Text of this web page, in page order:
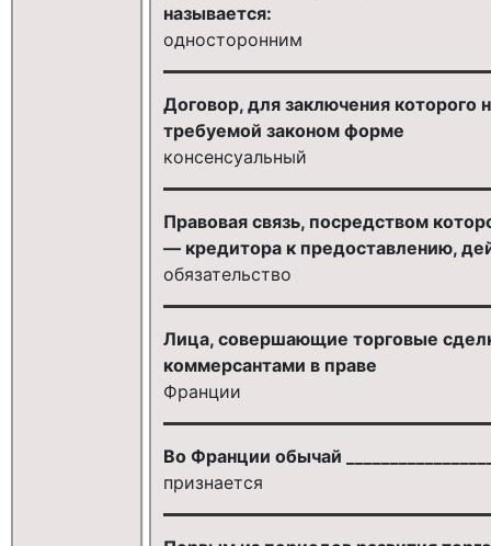
называется:
односторонним
Договор, для заключения
требуемой законом форме
консенсуальный
Правовая связь, посредством
— кредитора к предоставлению,
обязательство
Лица, совершающие торговые
коммерсантами в праве
Франции
Во Франции обычай
признается